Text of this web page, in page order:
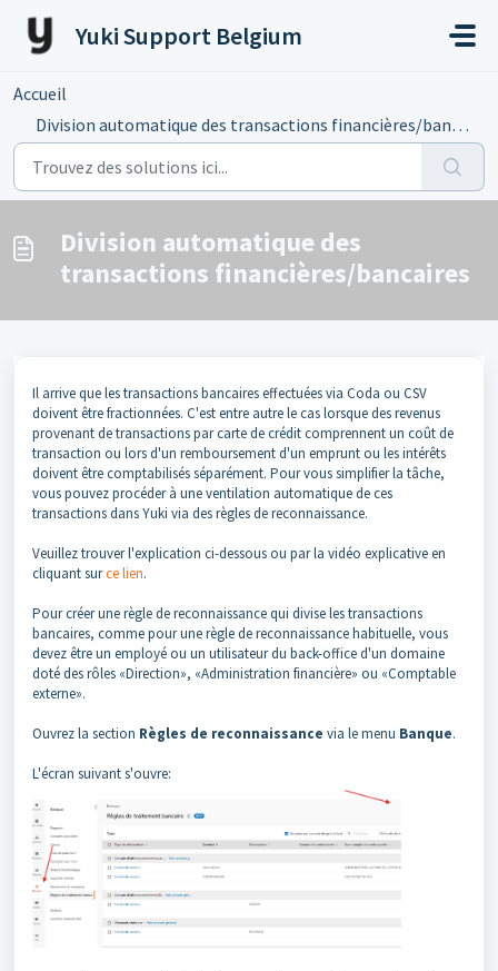
Yuki Support Belgium
Accueil
Division automatique des transactions financières/bancaires
Division automatique des
transactions financières/bancaires
Il arrive que les transactions bancaires effectuées via Coda ou CSV
doivent être fractionnées. C'est entre autre le cas lorsque des revenus
provenant de transactions par carte de crédit comprennent un coût de
transaction ou lors d'un remboursement d'un emprunt ou les intérêts
doivent être comptabilisés séparément. Pour vous simplifier la tâche,
vous pouvez procéder à une ventilation automatique de ces
transactions dans Yuki via des règles de reconnaissance.
Veuillez trouver l'explication ci-dessous ou par la vidéo explicative en
cliquant surce lien.
Pour créer une règle de reconnaissance qui divise les transactions
bancaires, comme pour une règle de reconnaissance habituelle, vous
devez être un employé ou un utilisateur du back-office d'un domaine
doté des rôles «Direction», «Administration financière» ou «Comptable
externe».
Ouvrez la section Règles de reconnaissance via le menu Banque.
L'écran suivant s'ouvre: